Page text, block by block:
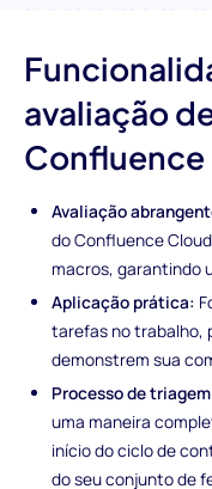
avaliação
Confluence
Avaliação
do Confluence
macros, garantindo
Aplicação prática:
tarefas no trabalho,
demonstrem sua
Processo de
uma maneira
início do ciclo de
do seu conjunto de